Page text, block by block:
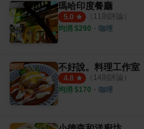
瑪哈印度餐廳
5.0 （ 11則評論）
均消 $290 ・ 咖哩
不好說。料理工作室
4.8 （ 14則評論）
均消 $170 ・ 咖哩